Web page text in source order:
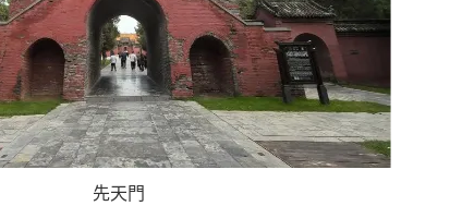
先天門